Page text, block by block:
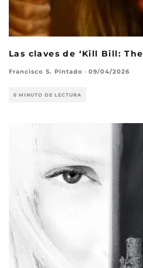
Las claves de ‘Kill Bill:
Francisco S. Pintado · 09/04/2026
6 MINUTO DE LECTURA